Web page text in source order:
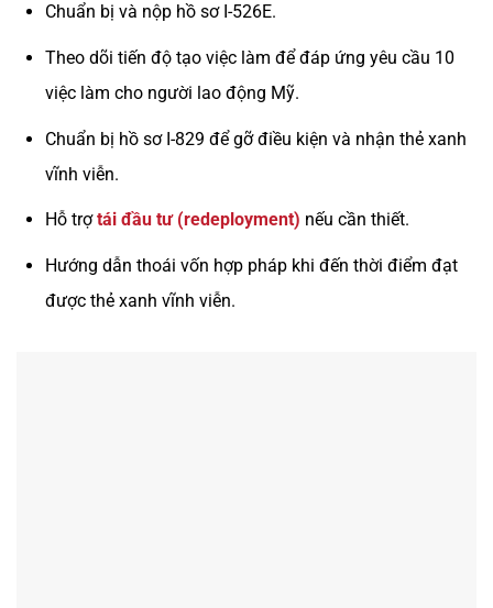
Chuẩn bị và nộp hồ sơ I-526E.
Theo dõi tiến độ tạo việc làm để đáp ứng yêu cầu 10
việc làm cho người lao động Mỹ.
Chuẩn bị hồ sơ I-829 để gỡ điều kiện và nhận thẻ xanh
vĩnh viễn.
Hỗ trợtái đầu tư (redeployment) nếu cần thiết.
Hướng dẫn thoái vốn hợp pháp khi đến thời điểm đạt
được thẻ xanh vĩnh viễn.